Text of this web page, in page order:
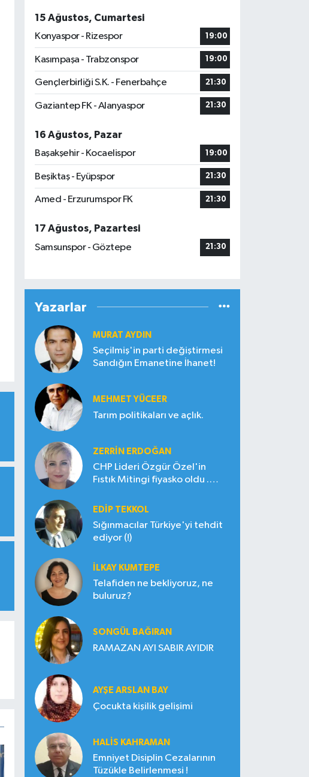
15 Ağustos, Cumartesi
Konyaspor - Rizespor
19:00
Kasımpaşa - Trabzonspor 19:00
Gençlerbirliği S.K. - Fenerbahçe 21:30
Gaziantep FK - Alanyaspor 21:30
16 Ağustos, Pazar
Başakşehir - Kocaelispor
19:00
Beşiktaş - Eyüpspor 21:30
Amed - Erzurumspor FK 21:30
17 Ağustos, Pazartesi
Samsunspor - Göztepe
21:30
Yazarlar
MURAT AYDIN
Seçilmiş'in parti değiştirmesi
Sandığın Emanetine İhanet!
MEHMET YÜCEER
Tarım politikaları ve açlık.
ZERRIN ERDOĞAN
CHP Lideri Özgür Özel'in
Fıstık Mitingi fiyasko oldu .
EDIP TEKKOL
Sığınmacılar Türkiye'yi tehdit
ediyor (!)
İLKAY KUMTEPE
Telafiden ne bekliyoruz, ne
buluruz?
SONGÜL BAĞIRAN
RAMAZAN AYI SABIR AYIDIR
AYŞE ARSLAN BAY
Çocukta kişilik gelişimi
HALIS KAHRAMAN
Emniyet Disiplin Cezalarının
Tüzükle Belirlenmesi !